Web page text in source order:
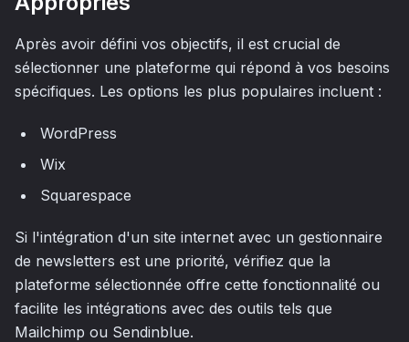
Après avoir défini vos objectifs, il est crucial de
sélectionner une plateforme qui répond à vos besoins
spécifiques. Les options les plus populaires incluent :
WordPress
Wix
Squarespace
Si l'intégration d'un site internet avec un gestionnaire
de newsletters est une priorité, vérifiez que la
plateforme sélectionnée offre cette fonctionnalité ou
facilite les intégrations avec des outils tels que
Mailchimp ou Sendinblue.